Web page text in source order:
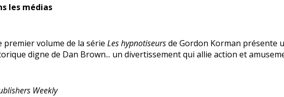
les médias
premier volume de la série Les hypnotiseursde Gordon Korman présente
digne de Dan Brown... un divertissement qui allie action et
Weekly